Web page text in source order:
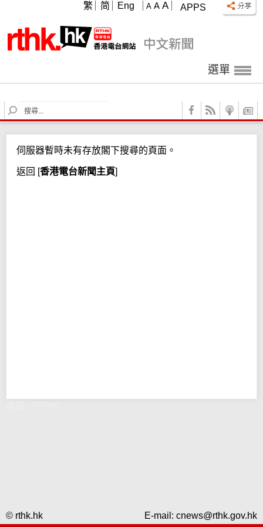
APPS
A A A
繁 简 Eng
選單
S
e
c
h
伺服器暫時未有存放閣下搜尋的頁面。
返回 [香港電台新聞主頁]
© rthk.hk E-mail: cnews@rthk.gov.hk